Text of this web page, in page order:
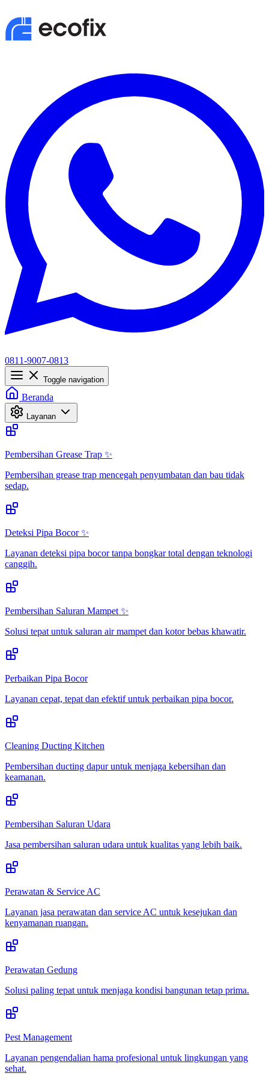
0811-9007-0813
Toggle navigation
Beranda
Layanan
Pembersihan Grease Trap ✨
Pembersihan grease trap mencegah penyumbatan dan bau tidak
sedap.
Deteksi Pipa Bocor ✨
Layanan deteksi pipa bocor tanpa bongkar total dengan teknologi
canggih.
Pembersihan Saluran Mampet ✨
Solusi tepat untuk saluran air mampet dan kotor bebas khawatir.
Perbaikan Pipa Bocor
Layanan cepat, tepat dan efektif untuk perbaikan pipa bocor.
Cleaning Ducting Kitchen
Pembersihan ducting dapur untuk menjaga kebersihan dan
keamanan.
Pembersihan Saluran Udara
Jasa pembersihan saluran udara untuk kualitas yang lebih baik.
Perawatan & Service AC
Layanan jasa perawatan dan service AC untuk kesejukan dan
kenyamanan ruangan.
Perawatan Gedung
Solusi paling tepat untuk menjaga kondisi bangunan tetap prima.
Pest Management
Layanan pengendalian hama profesional untuk lingkungan yang
sehat.